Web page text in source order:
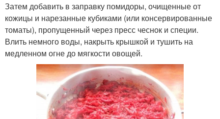
Затем добавить в заправку помидоры, очищенные от
кожицы и нарезанные кубиками (или консервированные
томаты), пропущенный через пресс чеснок и специи.
Влить немного воды, накрыть крышкой и тушить на
медленном огне до мягкости овощей.